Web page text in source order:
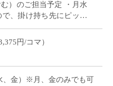
）のご担当予定 ・月水
、掛け持ち先にピッタ
処理は担当ではないの
！ ・JRや大阪 […]
円/コマ）
、金）※月、金のみでも可